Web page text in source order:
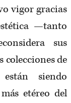
vigor gracias
—tanto
sus
colecciones de
siendo
etéreo del